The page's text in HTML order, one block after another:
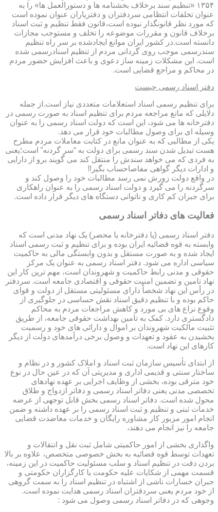
۱۳۵۴ «تنظیم سند برخلاف بخشنامه ها و دستورالعمل ها» را به
عنوان تخلفات انتظامی سردفتران و دفتریاران عنوان نموده است
که مورد نظر قانونگذار نبوده است،قانون فقط تنظیم و ثبت اسناد
برخلاف قانون و مقررات موضوعه را تخلف و مستوجب مجازات
دانسته است.در کشور ایران موانع ایجادشده بر سر راه تنظیم
سندرسمی موجب روی گردانی مردم از تنظیم اسنادرسمی شده
است. این مشکلات زمینه ساز دعوی و باعث افزایش حضور مردم
در محاکم و مراجع قضایی است.
دفتر اسناد رسمی چیست
برای تنظیم رسمی اسناد استعلامات متعددی نیاز است.از جمله
دلایلی که مانع مراجعه مردم برای تنظیم اسناد به صورت رسمی در
دفترخانه ها می شود، این است که دولت اسناد رسمی را به عنوان
وسیله ای برای وصول مطالبات خود قرار می دهد.
یکی از مطالبی که به عنوان مانع در کتابت معاملات مردم مطرح
هست تبدیل شدن سند رسمی برای دولت به “سر گردنه” است؛یعنی
به فردی که می خواهد سندش را منتقل کند می گویند برو از دارایی
و ادارات دیگر گواهی مفاصاحساب بگیر!!
در واقع دولت زورش نمی رسد مطالبات خود را وصول کند و
سرگردنه را می گیرد و دولت اسناد رسمی را به عنوان راهکاری
برای جبران کم کاری و ناتوانی دستگاه های دیگر قرار داده است.
فعالیت های دفاتر اسناد رسمی
دفتر اسناد رسمی (یا دفترخانه یا محضر) یک نهاد مدنی است که
وابسته به قوه قضائیه ایران بوده و برای تنظیم و ثبت رسمی اسناد
ایجاد شده و به صورت مستقل و بدون وابستگی مالی به حاکمیت
سیاسی اداره می شود. دفتر اسناد رسمی به عنوان یک مرکز
حقوقی و مدنی رابط حاکمیت و شهروندان است، مهم ترین کار این
نهاد تامین و تضمین امنیت حقوقی و اقتصادی جامعه است. سردفتر
در رأس این نهاد شخصاً دارای مسئولیتی مستقل از دولت و قوای
حاکم بوده و با تنظیم دقیق اسناد نقش حساسی در جلوگیری از
وقوع نزاع های بی مورد و کاهش مراجعات مردم به محاکم
دادگستری دارد. کمک به تامین بهداشت حقوقی جامعه، از طریق
تثبیت مالکیت شهروندان بر اموال و دارائی های خود و رسمیت
بخشیدن به عقود و تعهدات و وصول برخی درآمدهای دولت از دیگر
کارهای این نهاد است.
از ابتدای تأسیس سازمان ثبت اسناد و املاک کشور و در نظام و
ساختار سنتی و قدیمی اداری و مدیریتی آن که در عین حال در نوع
خود مترقی بوده، بخشی از وظایف اجرایی بر عهده نهادهای
تخصصی مدنی یعنی دفاتر اسناد رسمی و دفاتر ازدواج و طلاق
محول شده است. دفاتر اسناد رسمی بخش قابل توجهی از عرضه
خدمات ثبتی و تنظیم و ثبت اسناد رسمی را بر عهده داشته و ضمن
انجام امور مزبور کار مشاوره رایگان و خدمات معاضدت قضایی
جامعه را نیز انجام می دهند،
واگذاری بخشی از امور حاکمیتی شامل ثبت نقل و انتقالات و
تعهدات توسط قوه قضائیه به بخش خصوصی متخصص، علاوه بر بالا
بردن دقت در تنظیم اسناد و سلب مسئولیت حاکمیت در این زمینه،
قسمت مهمی از شکایات علیه حکومت یا کارگزاران حکومتی و
جبران خسارات ناشی از اشتباه در تنظیم اسناد را به سمت گروهی
از خود مردم یعنی سردفتران اسناد رسمی هدایت نموده است.
وجوهی که در دفاتر اسناد رسمی وصول می شود :